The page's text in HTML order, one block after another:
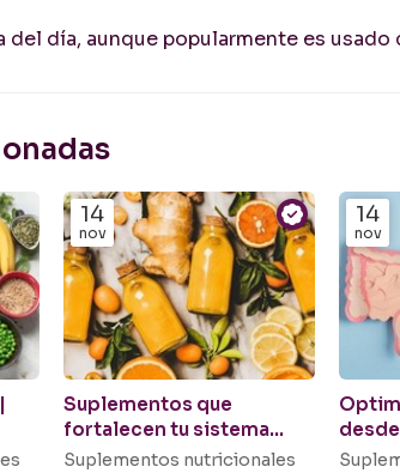
del día, aunque popularmente es
14
nov
Suplementos que
fortalecen tu sistema
inmune
Suplementos nutricionales
14
nov